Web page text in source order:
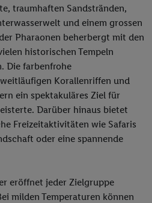
traumhaften Sandstränden,
und einem grossen
Pharaonen beherbergt mit den
historischen Tempeln
Die farbenfrohe
Korallenriffen und
ein spektakuläres Ziel für
Darüber hinaus bietet
Freizeitaktivitäten wie Safaris
oder eine spannende
eröffnet jeder Zielgruppe
milden Temperaturen können